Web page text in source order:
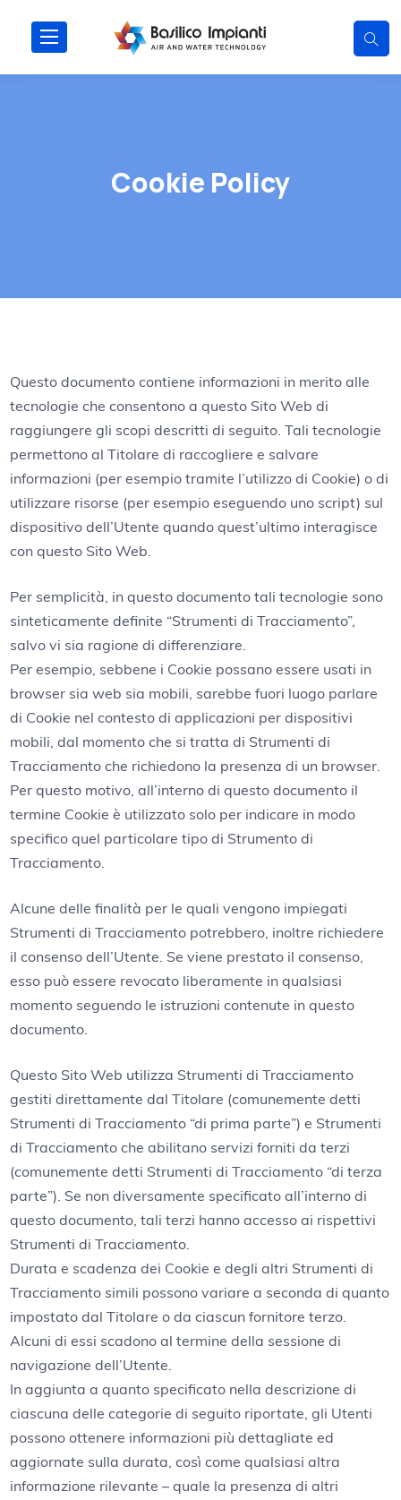
Cookie Policy
Questo documento contiene informazioni in merito alle
tecnologie che consentono a questo Sito Web di
raggiungere gli scopi descritti di seguito. Tali tecnologie
permettono al Titolare di raccogliere e salvare
informazioni (per esempio tramite l’utilizzo di Cookie) o di
utilizzare risorse (per esempio eseguendo uno script) sul
dispositivo dell’Utente quando quest’ultimo interagisce
con questo Sito Web.
Per semplicità, in questo documento tali tecnologie sono
sinteticamente definite “Strumenti di Tracciamento”,
salvo vi sia ragione di differenziare.
Per esempio, sebbene i Cookie possano essere usati in
browser sia web sia mobili, sarebbe fuori luogo parlare
di Cookie nel contesto di applicazioni per dispositivi
mobili, dal momento che si tratta di Strumenti di
Tracciamento che richiedono la presenza di un browser.
Per questo motivo, all’interno di questo documento il
termine Cookie è utilizzato solo per indicare in modo
specifico quel particolare tipo di Strumento di
Tracciamento.
Alcune delle finalità per le quali vengono impiegati
Strumenti di Tracciamento potrebbero, inoltre richiedere
il consenso dell’Utente. Se viene prestato il consenso,
esso può essere revocato liberamente in qualsiasi
momento seguendo le istruzioni contenute in questo
documento.
Questo Sito Web utilizza Strumenti di Tracciamento
gestiti direttamente dal Titolare (comunemente detti
Strumenti di Tracciamento “di prima parte”) e Strumenti
di Tracciamento che abilitano servizi forniti da terzi
(comunemente detti Strumenti di Tracciamento “di terza
parte”). Se non diversamente specificato all’interno di
questo documento, tali terzi hanno accesso ai rispettivi
Strumenti di Tracciamento.
Durata e scadenza dei Cookie e degli altri Strumenti di
Tracciamento simili possono variare a seconda di quanto
impostato dal Titolare o da ciascun fornitore terzo.
Alcuni di essi scadono al termine della sessione di
navigazione dell’Utente.
In aggiunta a quanto specificato nella descrizione di
ciascuna delle categorie di seguito riportate, gli Utenti
possono ottenere informazioni più dettagliate ed
aggiornate sulla durata, così come qualsiasi altra
informazione rilevante – quale la presenza di altri